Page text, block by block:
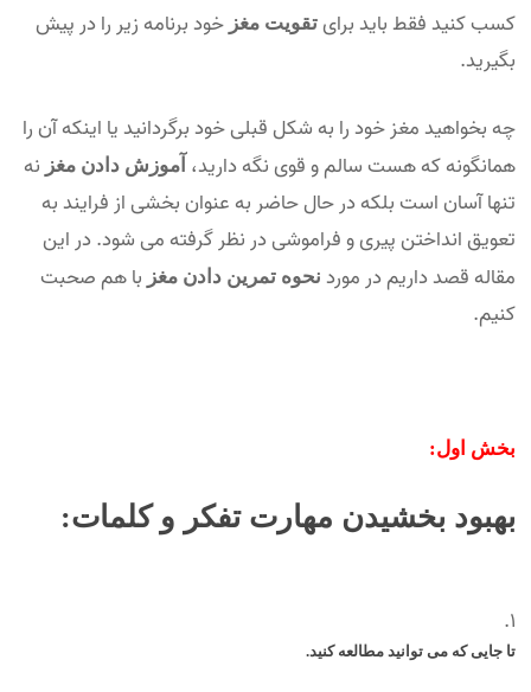
کسب کنید فقط باید برایتقویت مغز خود برنامه زیر را در پیش
بگیرید.
چه بخواهید مغز خود را به شکل قبلی خود برگردانید یا اینکه آن را
همانگونه که هست سالم و قوی نگه دارید، آموزش دادن مغز نه
تنها آسان است بلکه در حال حاضر به عنوان بخشی از فرایند به
تعویق انداختن پیری و فراموشی در نظر گرفته می شود. در این
مقاله قصد داریم در مورد نحوه تمرین دادن مغز با هم صحبت
کنیم.
بخش اول:
بهبود بخشیدن مهارت تفکر و کلمات:
تا جایی که می توانید مطالعه کنید.